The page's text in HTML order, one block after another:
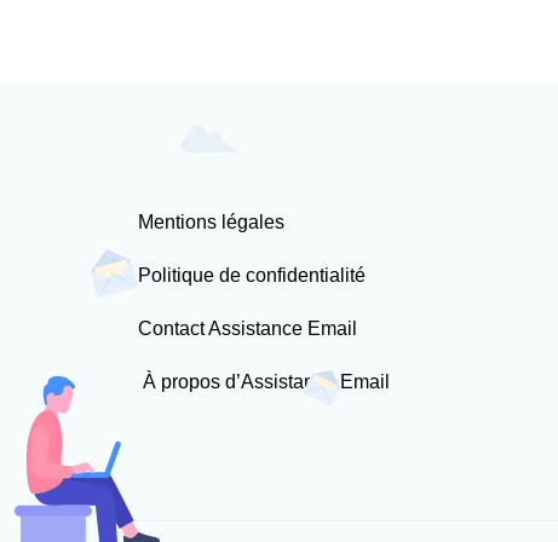
Mentions légales
Politique de confidentialité
Contact Assistance Email
À propos d’Assistance Email